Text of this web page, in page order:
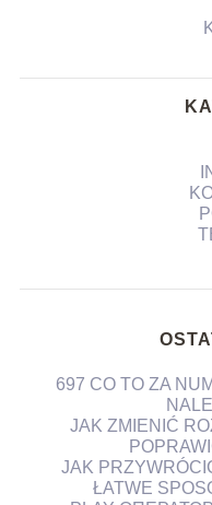
697 CO TO ZA
JAK ZMIENIĆ
JAK
ŁATWE